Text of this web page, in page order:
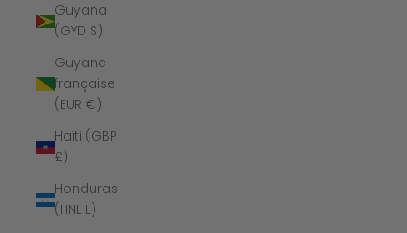
Guyana
(GYD $)
Guyane
française
(EUR €)
Haïti (GBP
£)
Honduras
(HNL L)